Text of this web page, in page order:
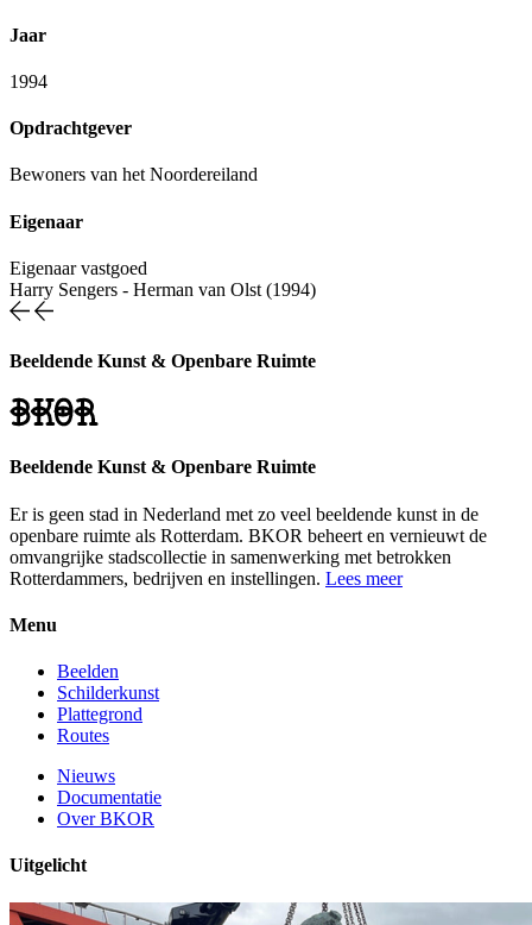
Jaar
1994
Opdrachtgever
Bewoners van het Noordereiland
Eigenaar
Eigenaar vastgoed
Harry Sengers - Herman van Olst (1994)
Beeldende Kunst & Openbare Ruimte
Beeldende Kunst & Openbare Ruimte
Er is geen stad in Nederland met zo veel beeldende kunst in de
openbare ruimte als Rotterdam. BKOR beheert en vernieuwt de
omvangrijke stadscollectie in samenwerking met betrokken
Rotterdammers, bedrijven en instellingen. Lees meer
Menu
Beelden
Schilderkunst
Plattegrond
Routes
Nieuws
Documentatie
Over BKOR
Uitgelicht